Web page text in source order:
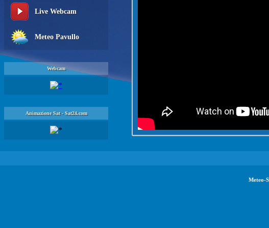
Live Webcam
Meteo Pavullo
Webcam
Animazione Sat - Sat24.com
Meteo-